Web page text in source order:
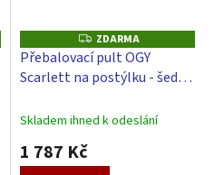
Z
D
A
R
M
ZDARMA
Přebalovací pult OGY
Scarlett na postýlku - šedý -
Slon - bílý
Skladem ihned k odeslání
1 787 Kč